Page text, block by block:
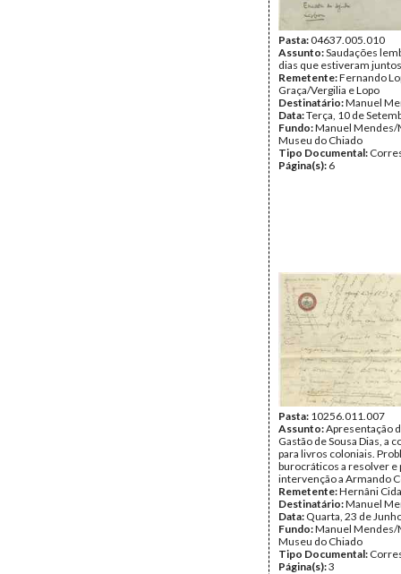
Pasta:04637.005.010
Assunto:Saudações
dias que estiveram
Remetente:Fernando
Graça/Vergilia e Lopo
Destinatário:Manuel
Data:Terça, 10 de
Fundo:Manuel Mendes/
Museu do Chiado
Tipo Documental:
Página(s): 6
Pasta: 10256.011.007
Assunto:Apresentação
Gastão de Sousa Dias, a
para livros coloniais.
burocráticos a resolver e
intervenção a Armando
Remetente:Hernâni
Destinatário:Manuel
Data: Quarta, 23 de
Fundo:Manuel Mendes/
Museu do Chiado
Tipo Documental:
Página(s):3